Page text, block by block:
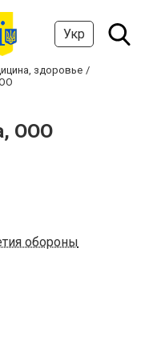
Укр
здоровье
ООО
обороны